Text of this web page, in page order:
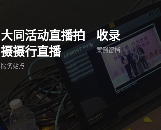
大同活动直播拍
摄摄行直播
服务站点
收录
案例留档